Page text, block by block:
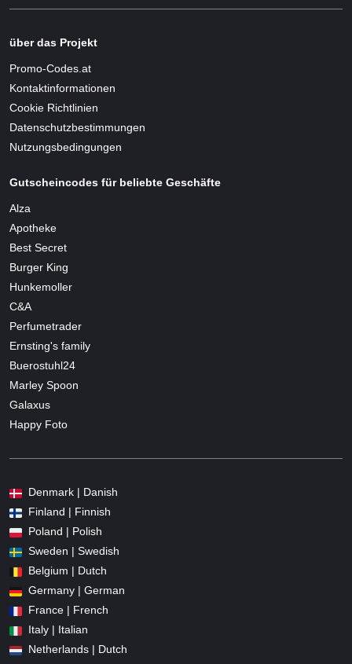
über das Projekt
Promo-Codes.at
Kontaktinformationen
Cookie Richtlinien
Datenschutzbestimmungen
Nutzungsbedingungen
Gutscheincodes für beliebte Geschäfte
Alza
Apotheke
Best Secret
Burger King
Hunkemoller
C&A
Perfumetrader
Ernsting's family
Buerostuhl24
Marley Spoon
Galaxus
Happy Foto
Denmark | Danish
Finland | Finnish
Poland | Polish
Sweden | Swedish
Belgium | Dutch
Germany | German
France | French
Italy | Italian
Netherlands | Dutch